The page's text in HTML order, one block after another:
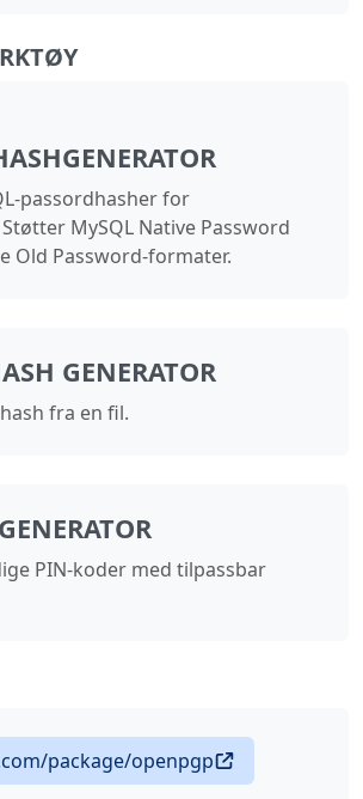
passordhasher for
MySQL Native Password
Old Password-formater.
GENERATOR
fra en fil.
PIN-koder med tilpassbar
package/openpgp